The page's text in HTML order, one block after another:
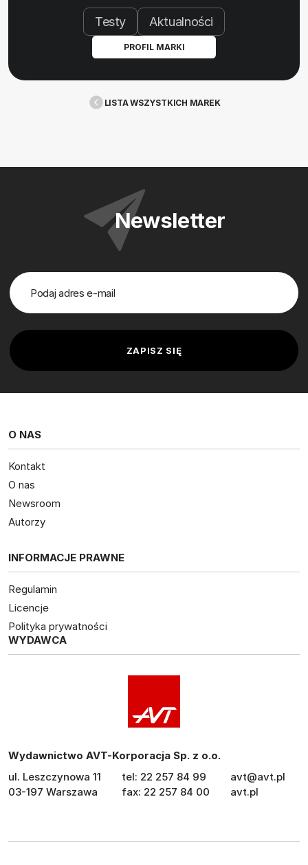
Testy Aktualności
PROFIL MARKI
LISTA WSZYSTKICH MAREK
Newsletter
O NAS
Kontakt
O nas
Newsroom
Autorzy
INFORMACJE PRAWNE
Regulamin
Licencje
Polityka prywatności
WYDAWCA
Wydawnictwo AVT-Korporacja Sp. z o.o.
ul. Leszczynowa 11
03-197 Warszawa
tel: 22 257 84 99
fax: 22 257 84 00
avt@avt.pl
avt.pl